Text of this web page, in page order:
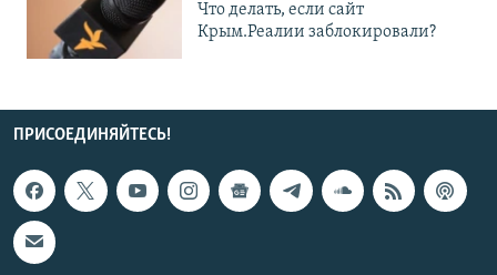
Что делать, если сайт
Крым.Реалии заблокировали?
ПРИСОЕДИНЯЙТЕСЬ!